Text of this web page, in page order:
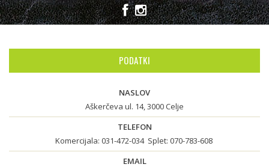
PODATKI
NASLOV
Aškerčeva ul. 14, 3000 Celje
TELEFON
Komercijala: 031-472-034Splet: 070-783-608
EMAIL